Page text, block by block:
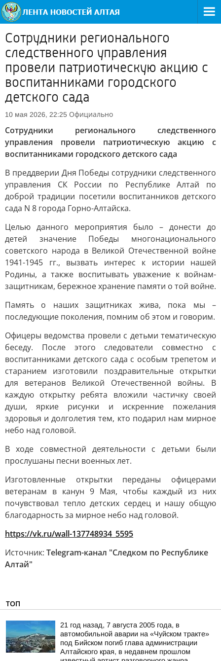
Сотрудники регионального
следственного управления
провели патриотическую акцию с
воспитанниками городского
детского сада
10 мая 2026, 22:25 Официально
Сотрудники регионального следственного
управления провели патриотическую акцию с
воспитанниками городского детского сада
В преддверии Дня Победы сотрудники следственного
управления СК России по Республике Алтай по
доброй традиции посетили воспитанников детского
сада N 8 города Горно-Алтайска.
Целью данного мероприятия было – донести до
детей значение Победы многонационального
советского народа в Великой Отечественной войне
1941-1945 гг., вызвать интерес к истории нашей
Родины, а также воспитывать уважение к войнам-
защитникам, бережное хранение памяти о той войне.
Память о наших защитниках жива, пока мы –
последующие поколения, помним об этом и говорим.
Офицеры ведомства провели с детьми тематическую
беседу. После этого следователи совместно с
воспитанниками детского сада с особым трепетом и
старанием изготовили поздравительные открытки
для ветеранов Великой Отечественной войны. В
каждую открытку ребята вложили частичку своей
души, яркие рисунки и искренние пожелания
здоровья и долголетия тем, кто подарил нам мирное
небо над головой.
В ходе совместной деятельности с детьми были
прослушаны песни военных лет.
Изготовленные открытки переданы офицерами
ветеранам в канун 9 Мая, чтобы каждый из них
почувствовал тепло детских сердец и нашу общую
благодарность за мирное небо над головой.
https://vk.ru/wall-137748934_5595
Источник: Telegram-канал "Следком по Республике
Алтай"
ТОП
21 год назад, 7 августа 2005 года, в
автомобильной аварии на «Чуйском тракте»
под Бийском погиб глава администрации
Алтайского края, в недавнем прошлом